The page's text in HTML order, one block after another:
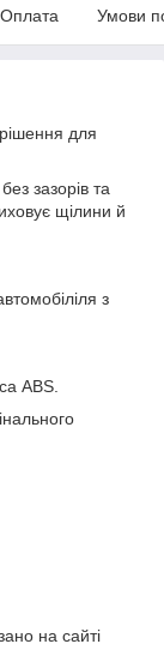
Оплата Умови
для
зазорів та
щілини й
з
ABS.
на сайті